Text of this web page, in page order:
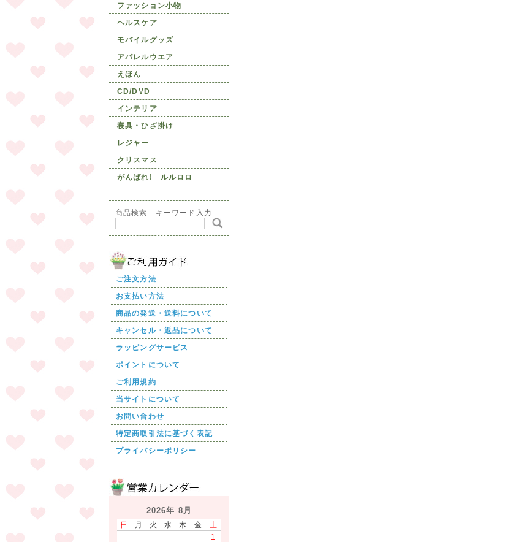
ファッション小物
ヘルスケア
モバイルグッズ
アパレルウエア
えほん
CD/DVD
インテリア
寝具・ひざ掛け
レジャー
クリスマス
がんばれ! ルルロロ
商品検索 キーワード入力
ご注文方法
お支払い方法
商品の発送・送料について
キャンセル・返品について
ラッピングサービス
ポイントについて
ご利用規約
当サイトについて
お問い合わせ
特定商取引法に基づく表記
プライバシーポリシー
2026年 8月
日 月 火 水 木 金
土
1